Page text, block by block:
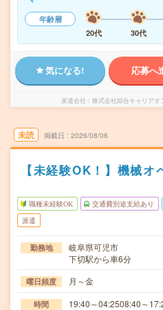
年齢層
20代
30代
気になる! 応募へ
派遣会社 株式会社綜合キャリア
未読 掲載日 2026/08/06
【未経験OK！】機械
職種未経験OK 交通費別途支給あり
派遣
勤務地
岐阜県可児市
下切駅から車6分
曜日頻度 月～金
時間 19:40～04:2508:40～